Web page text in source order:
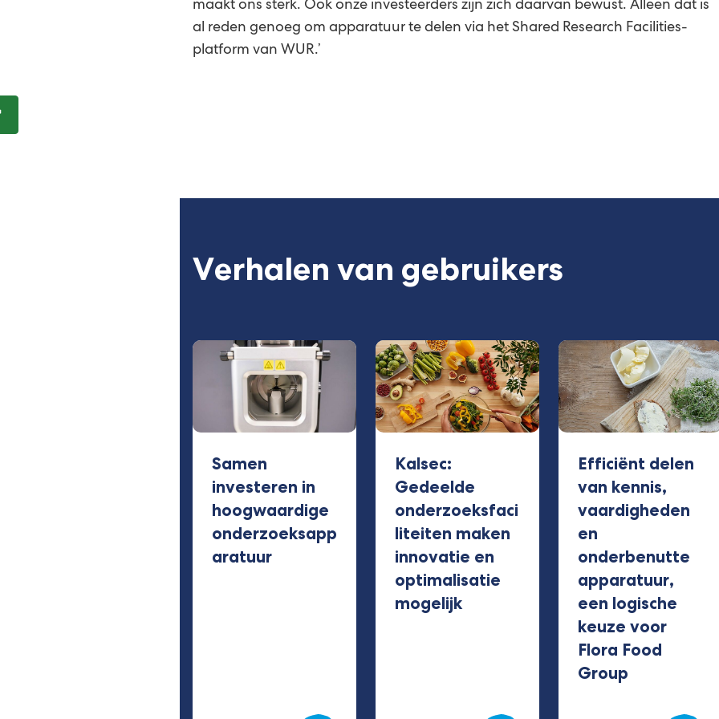
maakt ons sterk. Ook onze investeerders zijn zich daarvan bewust. Alleen dat is
al reden genoeg om apparatuur te delen via het Shared Research Facilities-
platform van WUR.’
Verhalen van gebruikers
Samen
investeren in
hoogwaardige
onderzoeksapp
aratuur
Kalsec:
Gedeelde
onderzoeksfaci
liteiten maken
innovatie en
optimalisatie
mogelijk
Efficiënt delen
van kennis,
vaardigheden
en
onderbenutte
apparatuur,
een logische
keuze voor
Flora Food
Group